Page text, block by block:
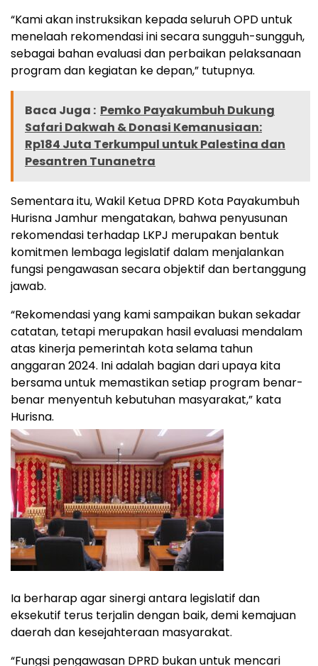
“Kami akan instruksikan kepada seluruh OPD untuk
menelaah rekomendasi ini secara sungguh-sungguh,
sebagai bahan evaluasi dan perbaikan pelaksanaan
program dan kegiatan ke depan,” tutupnya.
Baca Juga : Pemko Payakumbuh Dukung
Safari Dakwah & Donasi Kemanusiaan:
Rp184 Juta Terkumpul untuk Palestina dan
Pesantren Tunanetra
Sementara itu, Wakil Ketua DPRD Kota Payakumbuh
Hurisna Jamhur mengatakan, bahwa penyusunan
rekomendasi terhadap LKPJ merupakan bentuk
komitmen lembaga legislatif dalam menjalankan
fungsi pengawasan secara objektif dan bertanggung
jawab.
“Rekomendasi yang kami sampaikan bukan sekadar
catatan, tetapi merupakan hasil evaluasi mendalam
atas kinerja pemerintah kota selama tahun
anggaran 2024. Ini adalah bagian dari upaya kita
bersama untuk memastikan setiap program benar-
benar menyentuh kebutuhan masyarakat,” kata
Hurisna.
Ia berharap agar sinergi antara legislatif dan
eksekutif terus terjalin dengan baik, demi kemajuan
daerah dan kesejahteraan masyarakat.
“Fungsi pengawasan DPRD bukan untuk mencari